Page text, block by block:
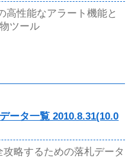
高性能なアラート機能と
ツール
ータ一覧 2010.8.31(10.0
略するための落札データ